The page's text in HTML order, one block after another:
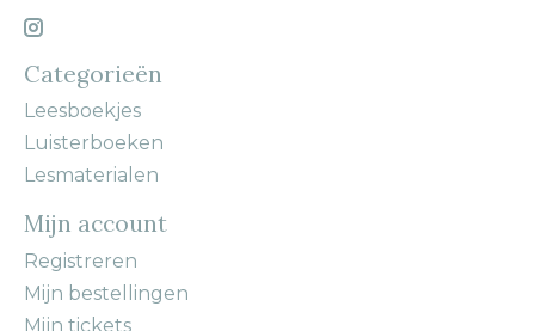
Categorieën
Leesboekjes
Luisterboeken
Lesmaterialen
Mijn account
Registreren
Mijn bestellingen
Mijn tickets